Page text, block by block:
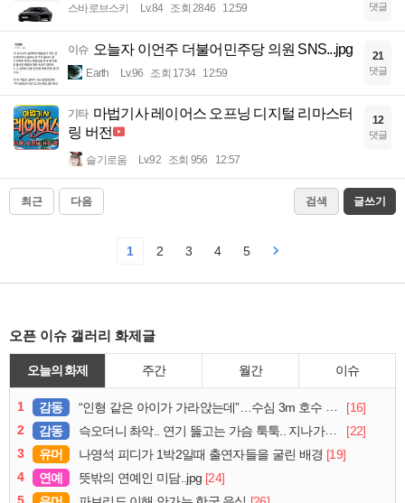
스바로브스키 Lv.84 조회 2846 12:59 댓글
이슈 오늘자 이언주 더불어민주당 의원 SNS...jpg
Earth Lv.96 조회 1734 12:59
21
댓글
기타 마법기사 레이어스 오프닝 디지털 리마스터
링 버전
슬기로움 Lv.92 조회 956 12:57
12
댓글
최근 다음 검색 글쓰기
1 2 3 4 5
오픈 이슈 갤러리 화제글
오늘의 화제 주간 월간 이슈
1 감동 “인형 같은 아이가 가라앉는데”…수심 3m 호수 뛰어든 60대 의인
[16]
2
감동 슥오더니 촤악.. 연기 뚫고는 가슴 툭툭.. 지나가던 아재의 정체
[22]
3
유머 나영석 피디가 1박2일때 출연자들을 굴린 배경 [19]
4
연예 뜻밖의 연예인 미담..jpg [24]